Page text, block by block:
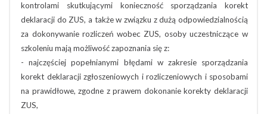
kontrolami skutkującymi konieczność sporządzania korekt
deklaracji do ZUS, a także w związku z dużą odpowiedzialnością
za dokonywanie rozliczeń wobec ZUS, osoby uczestniczące w
szkoleniu mają możliwość zapoznania się z:
- najczęściej popełnianymi błędami w zakresie sporządzania
korekt deklaracji zgłoszeniowych i rozliczeniowych i sposobami
na prawidłowe, zgodne z prawem dokonanie korekty deklaracji
ZUS,